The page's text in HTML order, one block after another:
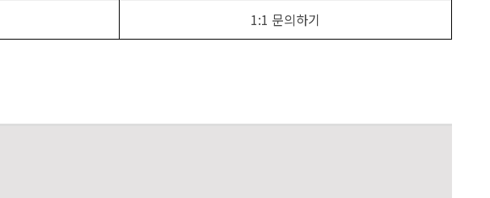
1:1 문의하기